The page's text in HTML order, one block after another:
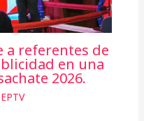
a referentes de
en una
2026.